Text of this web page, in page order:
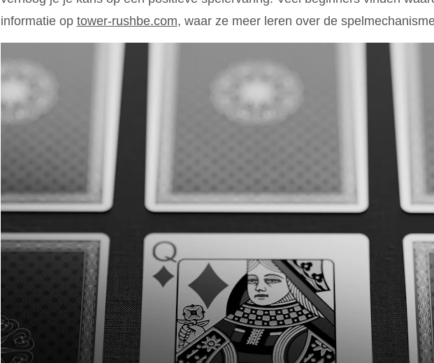
informatie op tower-rushbe.com, waar ze meer leren over de